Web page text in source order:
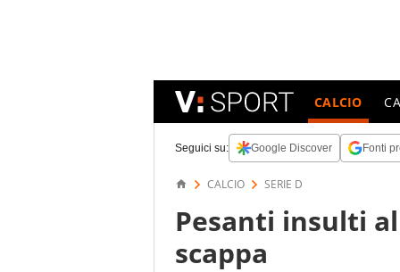
CALCIO
Seguici su: Google Discover Fonti
CALCIO SERIE D
Pesanti insulti
scappa